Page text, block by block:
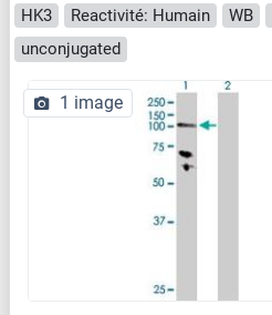
HK3 Reactivité: Humain WB
unconjugated
1 image